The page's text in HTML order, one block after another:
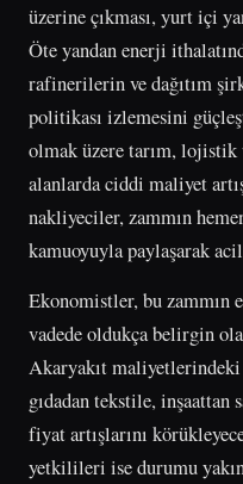
üzerine çıkması, yurt içi
Öte yandan enerji
rafinerilerin ve dağıtım
politikası izlemesini
olmak üzere tarım, lojistik
alanlarda ciddi maliyet
nakliyeciler, zammın
kamuoyuyla paylaşarak
Ekonomistler, bu zammın
vadede oldukça belirgin
Akaryakıt
gıdadan tekstile, inşaattan
fiyat artışlarını
yetkilileri ise durumu